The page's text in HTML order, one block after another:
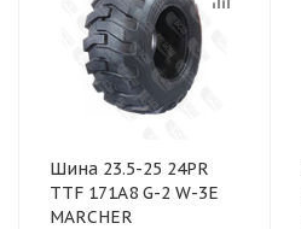
Шина 23.5-25 24PR
TTF 171A8 G-2 W-3E
MARCHER